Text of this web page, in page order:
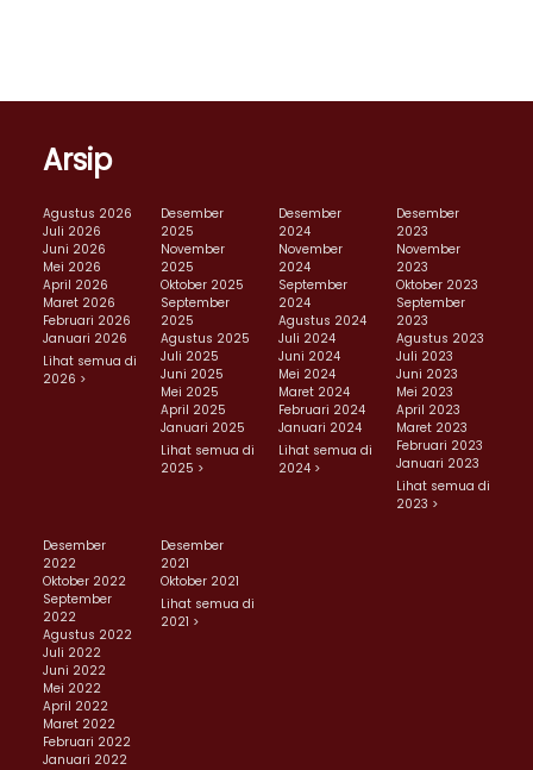
Arsip
Agustus 2026
Juli 2026
Juni 2026
Mei 2026
April 2026
Maret 2026
Februari 2026
Januari 2026
Lihat semua di
2026 >
Desember
2025
November
2025
Oktober 2025
September
2025
Agustus 2025
Juli 2025
Juni 2025
Mei 2025
April 2025
Januari 2025
Lihat semua di
2025 >
Desember
2024
November
2024
September
2024
Agustus 2024
Juli 2024
Juni 2024
Mei 2024
Maret 2024
Februari 2024
Januari 2024
Lihat semua di
2024 >
Desember
2023
November
2023
Oktober 2023
September
2023
Agustus 2023
Juli 2023
Juni 2023
Mei 2023
April 2023
Maret 2023
Februari 2023
Januari 2023
Lihat semua di
2023 >
Desember
2022
Oktober 2022
September
2022
Agustus 2022
Juli 2022
Juni 2022
Mei 2022
April 2022
Maret 2022
Februari 2022
Januari 2022
Desember
2021
Oktober 2021
Lihat semua di
2021 >